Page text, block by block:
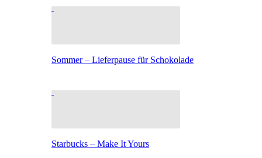
Sommer – Lieferpause für Schokolade
Starbucks – Make It Yours